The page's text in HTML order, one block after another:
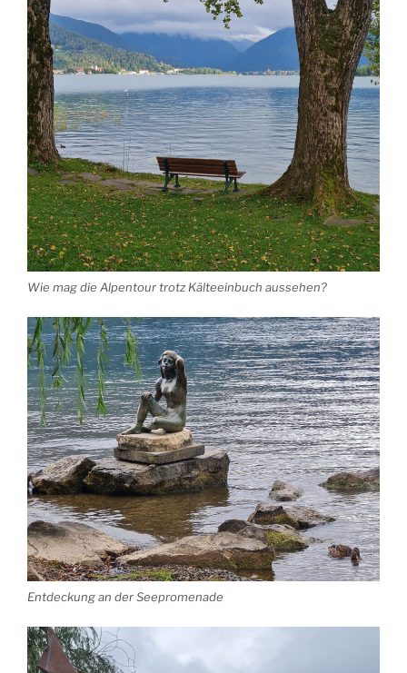
Wie mag die Alpentour trotz Kälteeinbuch aussehen?
Entdeckung an der Seepromenade